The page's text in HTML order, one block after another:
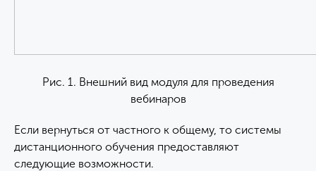
Рис. 1. Внешний вид модуля для проведения
вебинаров
Если вернуться от частного к общему, то системы
дистанционного обучения предоставляют
следующие возможности.